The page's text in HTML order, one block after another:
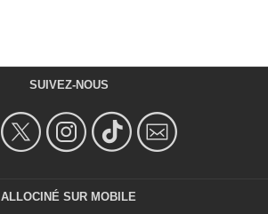
SUIVEZ-NOUS
ALLOCINÉ SUR MOBILE